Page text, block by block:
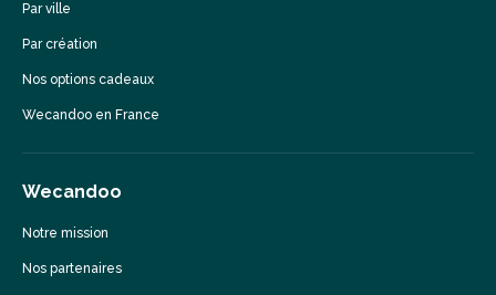
Par ville
Par création
Nos options cadeaux
Wecandoo en France
Wecandoo
Notre mission
Nos partenaires